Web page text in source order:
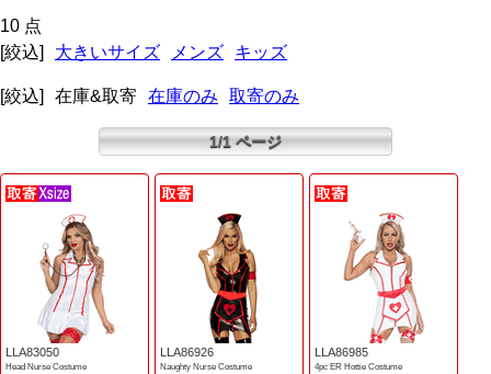
10 点
[絞込]
大きいサイズ メンズ キッズ
[絞込] 在庫&取寄 在庫のみ 取寄のみ
1/1 ページ
LLA83050
Head Nurse Costume
LLA86926
Naughty Nurse Costume
LLA86985
4pc ER Hottie Costume